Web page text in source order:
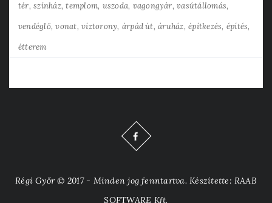
tér színház templom uszoda vagongyár vasútállomás
vendéglő vonat víztorony árpád út áruház építkezés építés
étterem
Régi Győr © 2017 - Minden jog fenntartva. Készítette: RAAB
SOFTWARE Kft.